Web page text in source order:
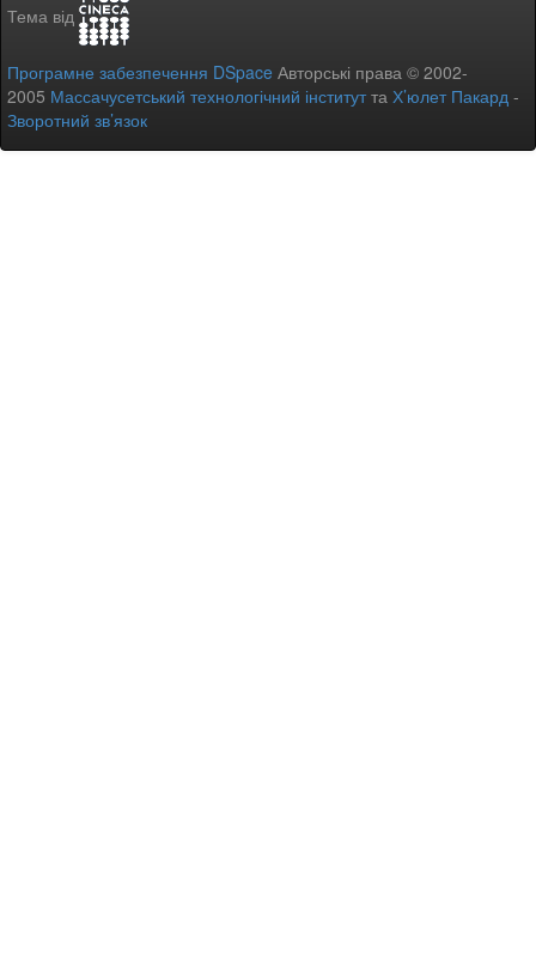
Тема від
Програмне забезпечення DSpace Авторські права © 2002-
2005 Массачусетський технологічний інститутта Х’юлет Пакард -
Зворотний зв’язок